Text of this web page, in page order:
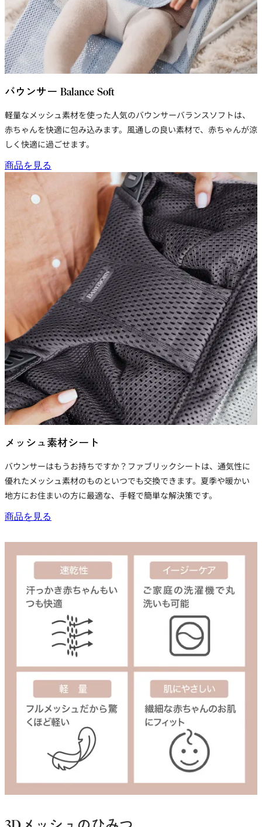
バウンサー Balance Soft
軽量な メッシュ素材を使った人気のバウンサーバランスソフトは、
赤ちゃんを快適に包み込みます。風通しの良い素材で、赤ちゃんが涼
しく快適に過ごせます。
商品を見る
メッシュ素材シート
バウンサーはもうお持ちですか？ファブリックシートは、 通気性に
優れたメッシュ素材のものといつでも交換できます。夏季や暖かい
地方にお住まいの方に最適な、手軽で簡単な解決策です。
商品を見る